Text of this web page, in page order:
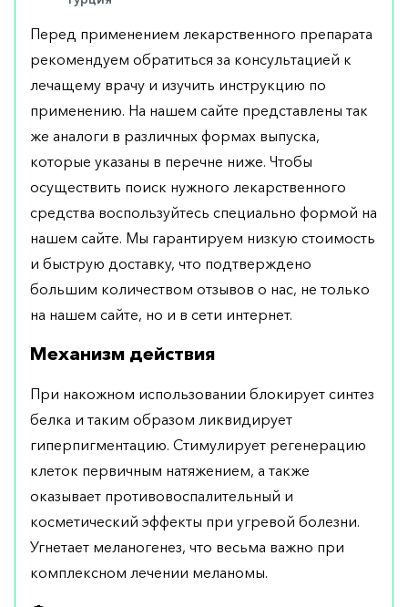
Перед применением лекарственного препарата
рекомендуем обратиться за консультацией к
лечащему врачу и изучить инструкцию по
применению. На нашем сайте представлены так
же аналоги в различных формах выпуска,
которые указаны в перечне ниже. Чтобы
осуществить поиск нужного лекарственного
средства воспользуйтесь специально формой на
нашем сайте. Мы гарантируем низкую стоимость
и быструю доставку, что подтверждено
большим количеством отзывов о нас, не только
на нашем сайте, но и в сети интернет.
Механизм действия
При накожном использовании блокирует синтез
белка и таким образом ликвидирует
гиперпигментацию. Стимулирует регенерацию
клеток первичным натяжением, а также
оказывает противовоспалительный и
косметический эффекты при угревой болезни.
Угнетает меланогенез, что весьма важно при
комплексном лечении меланомы.